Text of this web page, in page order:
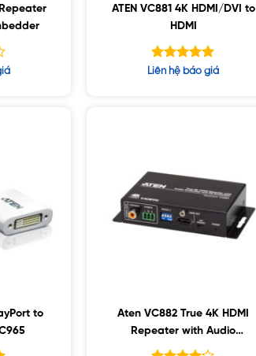
ATEN VC881 4K HDMI/DVI to
HDMI
Được xếp
Liên hệ báo giá
to
VC965
Aten VC882 True 4K HDMI
Repeater with Audio
Embedder and De-Embedder